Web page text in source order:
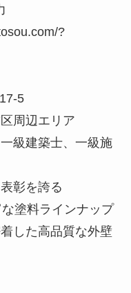
?
5
周辺エリア
級建築士、一級施
彰を誇る
塗料ラインナップ
した高品質な外壁